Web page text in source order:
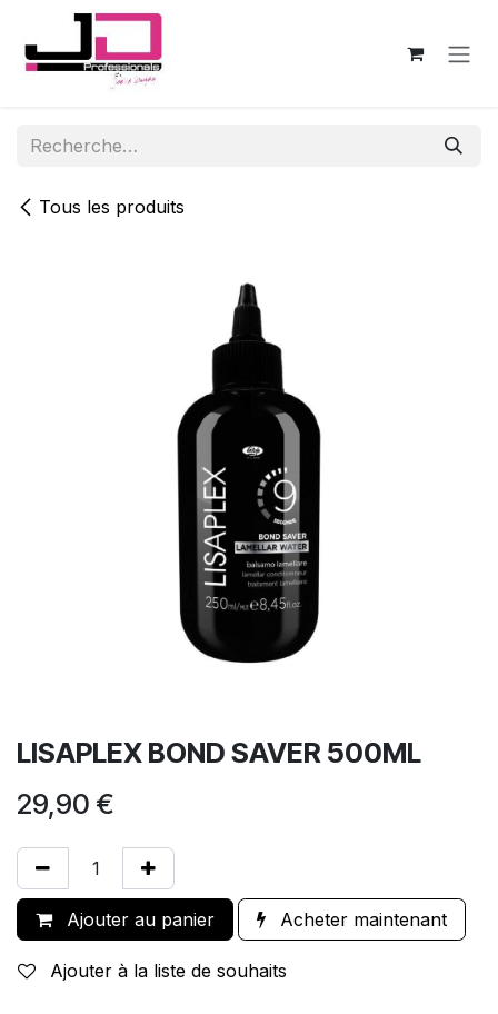
Se rendre au contenu
Tous les produits
LISAPLEX BOND SAVER 500ML
29,90 €
Ajouter au panier Acheter maintenant
Ajouter à la liste de souhaits